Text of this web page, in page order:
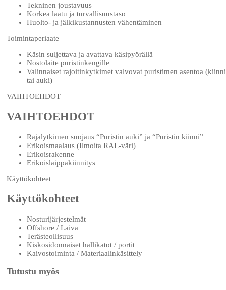
Tekninen joustavuus
Korkea laatu ja turvallisuustaso
Huolto- ja jälkikustannusten vähentäminen
Toimintaperiaate
Käsin suljettava ja avattava käsipyörällä
Nostolaite puristinkengille
Valinnaiset rajoitinkytkimet valvovat puristimen asentoa (kiinni
tai auki)
VAIHTOEHDOT
VAIHTOEHDOT
Rajalytkimen suojaus “Puristin auki” ja “Puristin kiinni”
Erikoismaalaus (Ilmoita RAL-väri)
Erikoisrakenne
Erikoislaippakiinnitys
Käyttökohteet
Käyttökohteet
Nosturijärjestelmät
Offshore / Laiva
Terästeollisuus
Kiskosidonnaiset hallikatot / portit
Kaivostoiminta / Materiaalinkäsittely
Tutustu myös